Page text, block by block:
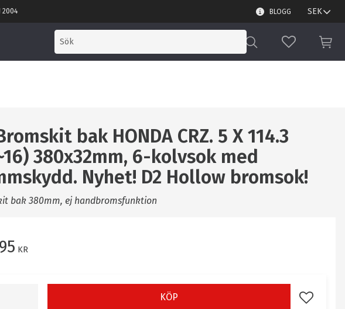
2004 BLOGG
FAVORITER
bak HONDA CRZ. 5 X 114.3
380x32mm, 6-kolvsok med
Nyhet! D2 Hollow bromsok!
bak 380mm, ej handbromsfunktion
KR
KÖP Lägg till i